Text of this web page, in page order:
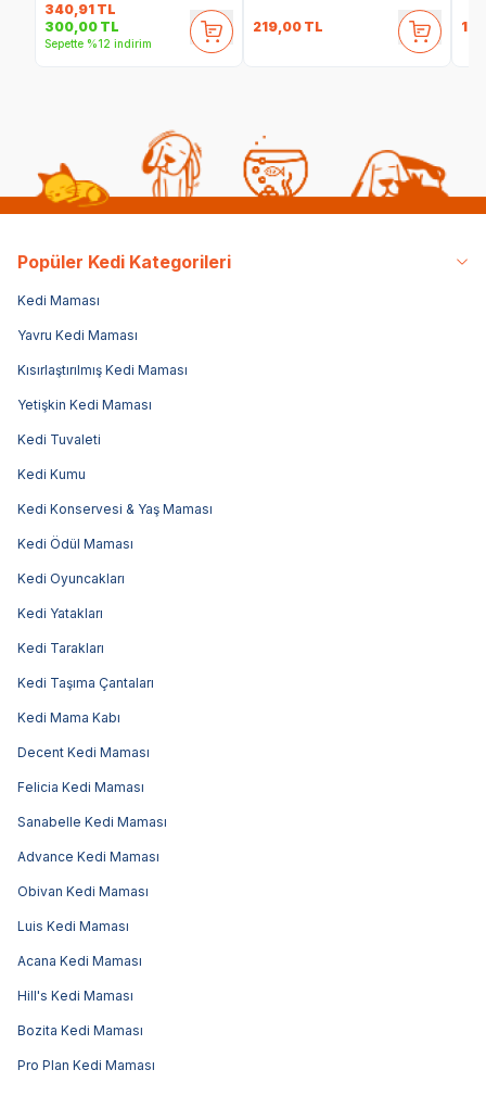
340,91 TL
300,00 TL
Sepette %12 indirim
219,00 TL
Popüler Kedi Kategorileri
Kedi Maması
Yavru Kedi Maması
Kısırlaştırılmış Kedi Maması
Yetişkin Kedi Maması
Kedi Tuvaleti
Kedi Kumu
Kedi Konservesi & Yaş Maması
Kedi Ödül Maması
Kedi Oyuncakları
Kedi Yatakları
Kedi Tarakları
Kedi Taşıma Çantaları
Kedi Mama Kabı
Decent Kedi Maması
Felicia Kedi Maması
Sanabelle Kedi Maması
Advance Kedi Maması
Obivan Kedi Maması
Luis Kedi Maması
Acana Kedi Maması
Hill's Kedi Maması
Bozita Kedi Maması
Pro Plan Kedi Maması